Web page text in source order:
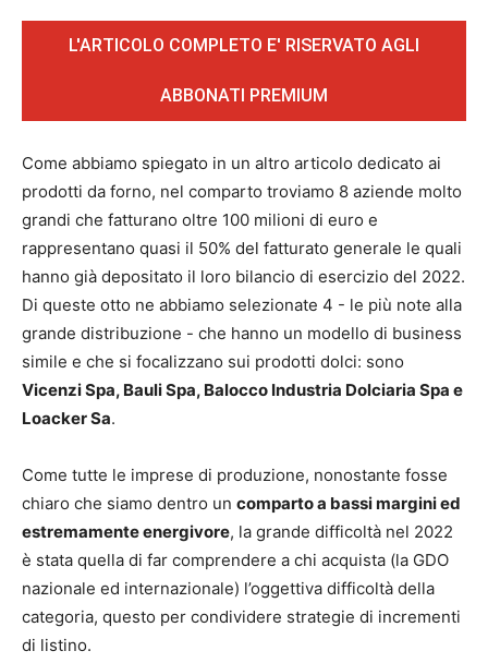
L'ARTICOLO COMPLETO E' RISERVATO AGLI
ABBONATI PREMIUM
Come abbiamo spiegato in un altro articolo dedicato ai
prodotti da forno, nel comparto troviamo 8 aziende molto
grandi che fatturano oltre 100 milioni di euro e
rappresentano quasi il 50% del fatturato generale le quali
hanno già depositato il loro bilancio di esercizio del 2022.
Di queste otto ne abbiamo selezionate 4 - le più note alla
grande distribuzione - che hanno un modello di business
simile e che si focalizzano sui prodotti dolci: sono
Vicenzi Spa, Bauli Spa, Balocco Industria Dolciaria Spa e
Loacker Sa.
Come tutte le imprese di produzione, nonostante fosse
chiaro che siamo dentro un comparto a bassi margini ed
estremamente energivore, la grande difficoltà nel 2022
è stata quella di far comprendere a chi acquista (la GDO
nazionale ed internazionale) l’oggettiva difficoltà della
categoria, questo per condividere strategie di incrementi
di listino.